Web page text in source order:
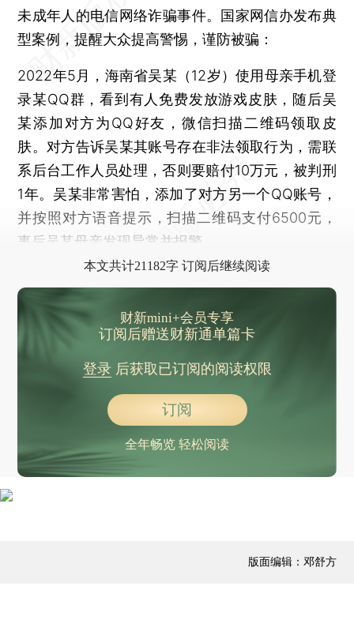
韩国首都圈普降暴雨 已造成8死6失踪
特朗普称美国联邦调查局搜查其海湖庄园
8月8日三亚新冠新增379例 社会面清零已有时间表
独家｜字节跳动豪掷100亿控股美中宜和
琼新藏现疫情 暑期旅游旺季或提前结束
广东启动防台Ⅳ级响应 海上风电施工平台须全员上岸避险
首批A股结构性产品港交所挂牌
阿里巴巴将建新加坡最高大厦
高温“烤干”莱茵河 欧洲能源“保供”再遇挑战
未成年人的电信网络诈骗事件。国家网信办发布典
型案例，提醒大众提高警惕，谨防被骗：
2022年5月，海南省吴某（12岁）使用母亲手机登
录某QQ群，看到有人免费发放游戏皮肤，随后吴
某添加对方为QQ好友，微信扫描二维码领取皮
肤。对方告诉吴某其账号存在非法领取行为，需联
系后台工作人员处理，否则要赔付10万元，被判刑
1年。吴某非常害怕，添加了对方另一个QQ账号，
并按照对方语音提示，扫描二维码支付6500元，
事后吴某母亲发现异常并报警。
本文共计21182字 订阅后继续阅读
财新mini+会员专享
订阅后赠送财新通单篇卡
登录后获取已订阅的阅读权限
订阅
全年畅览 轻松阅读
版面编辑：邓舒方